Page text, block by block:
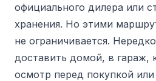
официального дилера или
хранения. Но этими
не ограничивается.
доставить домой, в гараж,
осмотр перед покупкой